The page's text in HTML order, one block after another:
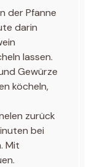
der Pfanne
darin
lassen.
Gewürze
köcheln,
zurück
bei
Mit